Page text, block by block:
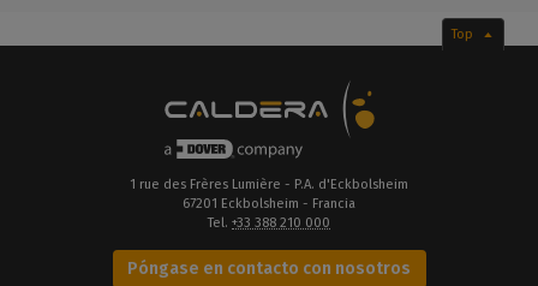
Top
1 rue des Frères Lumière - P.A. d'Eckbolsheim
67201 Eckbolsheim - Francia
Tel. +33 388 210 000
Póngase en contacto con nosotros